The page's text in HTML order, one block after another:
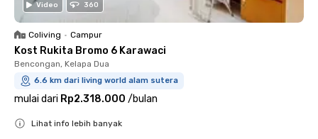
Video 360
Coliving • Campur
Kost Rukita Bromo 6 Karawaci
Bencongan, Kelapa Dua
6.6 km dari living world alam sutera
mulai dari Rp2.318.000 /bulan
Lihat info lebih banyak